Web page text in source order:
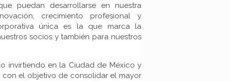
puedan desarrollarse en nuestra
crecimiento profesional y
única es la que marca la
socios y también para nuestros
invirtiendo en la Ciudad de México y
el objetivo de consolidar el mayor